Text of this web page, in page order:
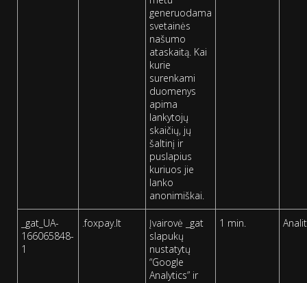
generuodama
svetainės
našumo
ataskaitą. Kai
kurie
surenkami
duomenys
apima
lankytojų
skaičių, jų
šaltinį ir
puslapius
kuriuos jie
lanko
anonimiškai.
_gat_UA-
166065848-
1
.foxpay.lt
Įvairovė _gat
slapukų
nustatytų
“Google
Analytics” ir
1 min.